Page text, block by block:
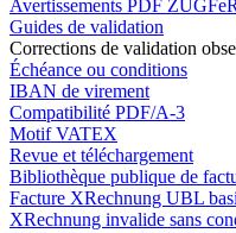
Avertissements PDF
Guides de validation
Corrections de validation
Échéance ou conditions
IBAN de virement
Compatibilité PDF/A-3
Motif VATEX
Revue et téléchargement
Bibliothèque publique de
Facture XRechnung UBL
XRechnung invalide sans